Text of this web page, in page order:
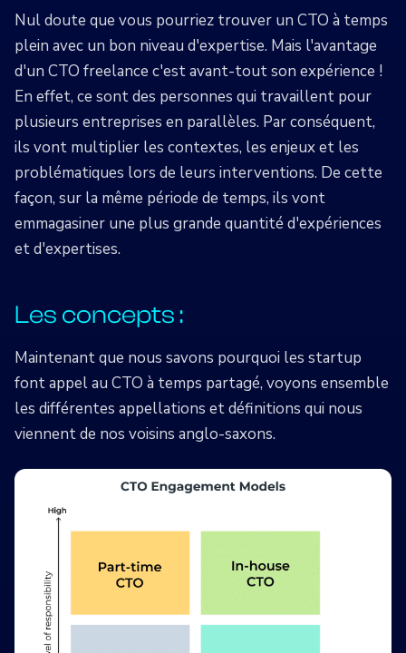
Nul doute que vous pourriez trouver un CTO à temps
plein avec un bon niveau d'expertise. Mais l'avantage
d'un CTO freelance c'est avant-tout son expérience !
En effet, ce sont des personnes qui travaillent pour
plusieurs entreprises en parallèles. Par conséquent,
ils vont multiplier les contextes, les enjeux et les
problématiques lors de leurs interventions. De cette
façon, sur la même période de temps, ils vont
emmagasiner une plus grande quantité d'expériences
et d'expertises.
Les concepts :
Maintenant que nous savons pourquoi les startup
font appel au CTO à temps partagé, voyons ensemble
les différentes appellations et définitions qui nous
viennent de nos voisins anglo-saxons.